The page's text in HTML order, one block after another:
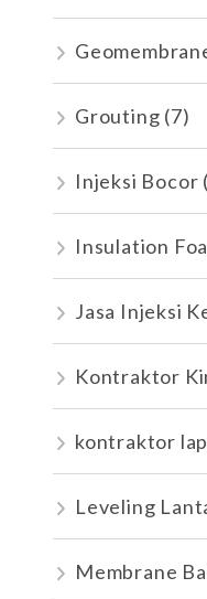
Grouting (7)
Injeksi Bocor
Insulation
Jasa Injeksi
Kontraktor
kontraktor
Leveling
Membrane